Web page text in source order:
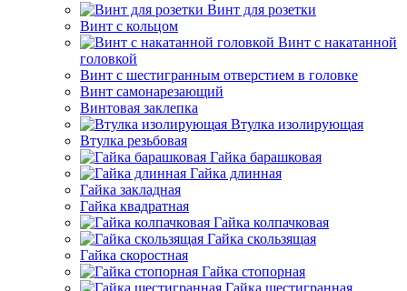
Винт для розетки
Винт с кольцом
Винт с накатанной
головкой
Винт с шестигранным отверстием в головке
Винт самонарезающий
Винтовая заклепка
Втулка изолирующая
Втулка резьбовая
Гайка барашковая
Гайка длинная
Гайка закладная
Гайка квадратная
Гайка колпачковая
Гайка скользящая
Гайка скоростная
Гайка стопорная
Гайка шестигранная